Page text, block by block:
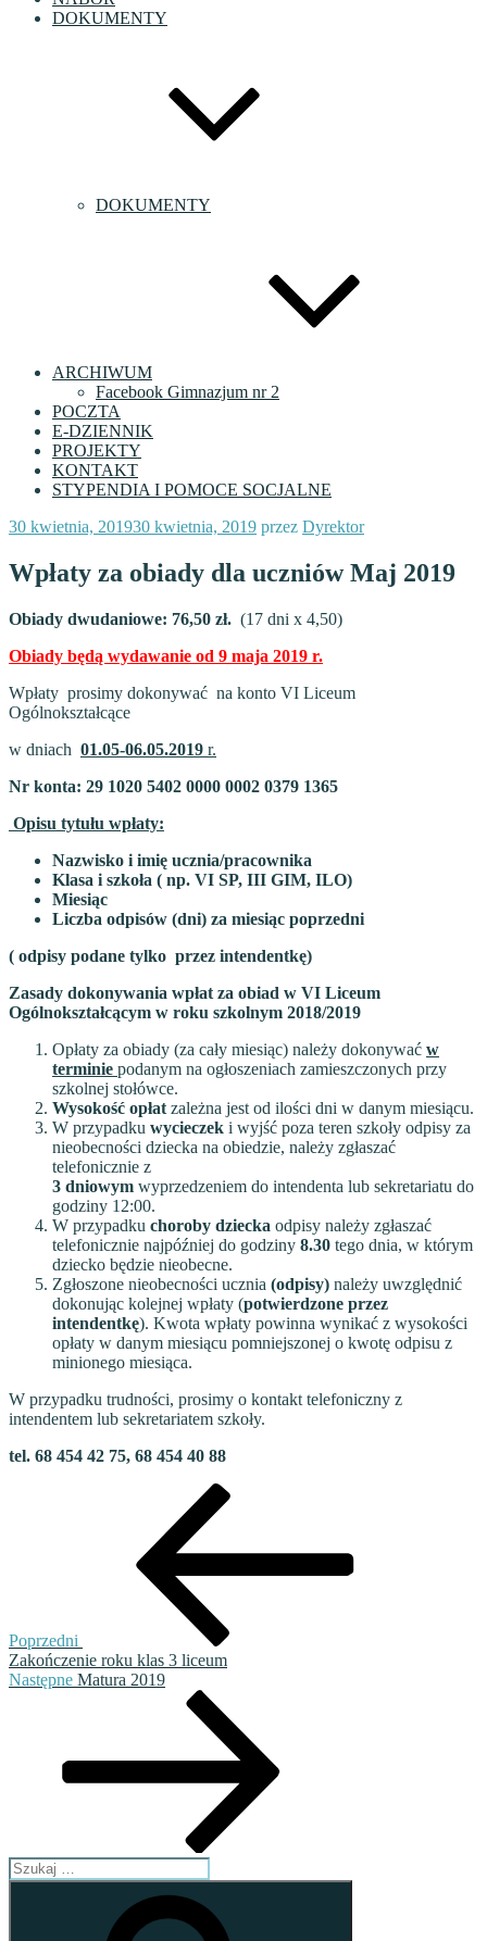
DOKUMENTY
DOKUMENTY
ARCHIWUM
Facebook Gimnazjum nr 2
POCZTA
E-DZIENNIK
PROJEKTY
KONTAKT
STYPENDIA I POMOCE SOCJALNE
Opublikowane
30 kwietnia, 201930 kwietnia, 2019 przez Dyrektor
Wpłaty za obiady dla uczniów Maj 2019
Obiady dwudaniowe: 76,50 zł. (17 dni x 4,50)
Obiady będą wydawanie od 9 maja 2019 r.
Wpłaty prosimy dokonywać na konto VI Liceum
Ogólnokształcące
w dniach 01.05-06.05.2019 r.
Nr konta: 29 1020 5402 0000 0002 0379 1365
Opisu tytułu wpłaty:
Nazwisko i imię ucznia/pracownika
Klasa i szkoła ( np. VI SP, III GIM, ILO)
Miesiąc
Liczba odpisów (dni) za miesiąc poprzedni
( odpisy podane tylko przez intendentkę)
Zasady dokonywania wpłat za obiad w VI Liceum
Ogólnokształcącym w roku szkolnym 2018/2019
Opłaty za obiady (za cały miesiąc) należy dokonywać w
terminie podanym na ogłoszeniach zamieszczonych przy
szkolnej stołówce.
Wysokość opłat zależna jest od ilości dni w danym miesiącu.
W przypadku wycieczek i wyjść poza teren szkoły odpisy za
nieobecności dziecka na obiedzie, należy zgłaszać
telefonicznie z
3 dniowym wyprzedzeniem do intendenta lub sekretariatu do
godziny 12:00.
W przypadku choroby dziecka odpisy należy zgłaszać
telefonicznie najpóźniej do godziny 8.30 tego dnia, w którym
dziecko będzie nieobecne.
Zgłoszone nieobecności ucznia (odpisy) należy uwzględnić
dokonując kolejnej wpłaty (potwierdzone przez
intendentkę). Kwota wpłaty powinna wynikać z wysokości
opłaty w danym miesiącu pomniejszonej o kwotę odpisu z
minionego miesiąca.
W przypadku trudności, prosimy o kontakt telefoniczny z
intendentem lub sekretariatem szkoły.
tel. 68 454 42 75, 68 454 40 88
Poprzedni
Zakończenie roku klas 3 liceum
Następny
Następne Matura 2019
Szukaj: